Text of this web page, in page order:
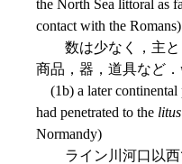
the North Sea littoral as
contact with the Romans)
数は少なく，主と
商品，器，道具など．
(1b) a later continental
had penetrated to the
Normandy)
ライン川河口以西